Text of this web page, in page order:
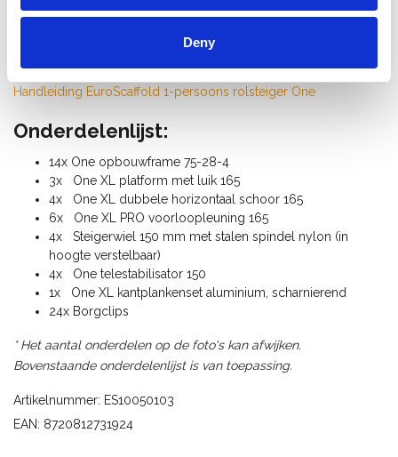
Deny
De éenpersoons-rolsteiger ONE XL PRO is compact,
lichtgewicht en eenvoudig te verplaatsen, wat het ideaal maakt
Handleiding EuroScaffold 1-persoons rolsteiger One
Onderdelenlijst:
14x One opbouwframe 75-28-4
3x One XL platform met luik 165
4x One XL dubbele horizontaal schoor 165
6x One XL PRO voorloopleuning 165
4x Steigerwiel 150 mm met stalen spindel nylon (in
hoogte verstelbaar)
4x One telestabilisator 150
1x One XL kantplankenset aluminium, scharnierend
24x Borgclips
* Het aantal onderdelen op de foto's kan afwijken.
Bovenstaande onderdelenlijst is van toepassing.
Artikelnummer: ES10050103
EAN: 8720812731924